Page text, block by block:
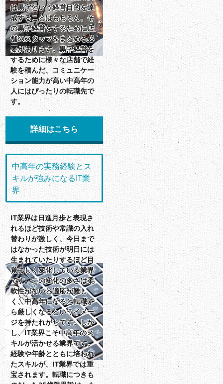
は黒字という経営目的を達
成することはもちろん、そ
の黒字経営をするために店
舗のスタッフをまとめる必
要があります。黒字経営を
するために様々な店舗で経
験を積んだ、コミュニケー
ション能力が高い中高年の
人にはぴったりの転職先で
す。
詳細はこちら
中高年の実務経験とス
キルが強みになるIT業
界
IT業界は日進月歩と表現さ
れるほど技術や常識の入れ
替わりが激しく、今日まで
はなかった技術が明日には
生まれていたりするほど目
覚ましく変化している業界
です。この変化の多さは柔
軟性がないと適応が難し
く、中高年になると転職す
ら厳しくなるというイメー
ジを持たれがちです。しか
し、IT業界こそ中高年のス
キルが活かせる業界です。
経験や年齢とともに培われ
たスキルが、IT業界では重
宝されます。転職につきも